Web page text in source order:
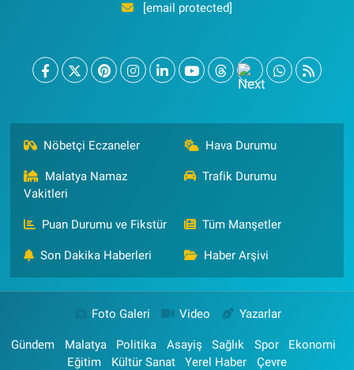
[email protected]
Nöbetçi Eczaneler Hava Durumu
Malatya Namaz
Vakitleri
Trafik Durumu
Puan Durumu ve Fikstür Tüm Manşetler
Son Dakika Haberleri Haber Arşivi
Foto Galeri Video Yazarlar
Gündem Malatya Politika Asayiş Sağlık Spor
Ekonomi
Eğitim
Kültür Sanat Yerel Haber Çevre